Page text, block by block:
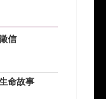
信
命故事